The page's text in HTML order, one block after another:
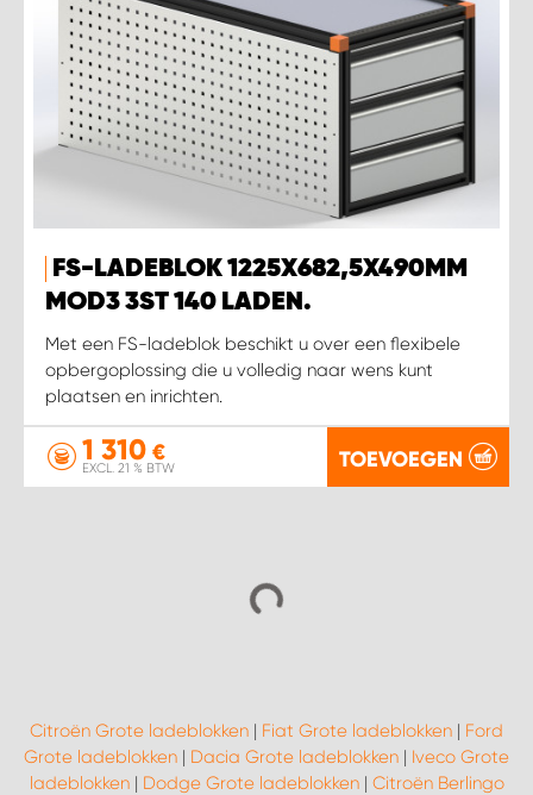
FS-LADEBLOK 1225X682,5X490MM
MOD3 3ST 140 LADEN.
Met een FS-ladeblok beschikt u over een flexibele
opbergoplossing die u volledig naar wens kunt
plaatsen en inrichten.
1 310 €
EXCL. 21 % BTW TOEVOEGEN
Citroën Grote ladeblokken | Fiat Grote ladeblokken | Ford
Grote ladeblokken | Dacia Grote ladeblokken | Iveco Grote
ladeblokken| Dodge Grote ladeblokken| Citroën Berlingo